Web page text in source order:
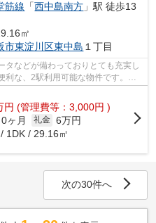
筋線 「西中島南方 」駅 徒歩13
㎡
市東淀川区東中島 １丁目
タなどが備わっておりとても充実し
利な、2駅利用可能な物件です。造
円 (管理費等：3,000円 )
0ヶ月 礼金 6万円
1DK / 29.16㎡
次の30件へ